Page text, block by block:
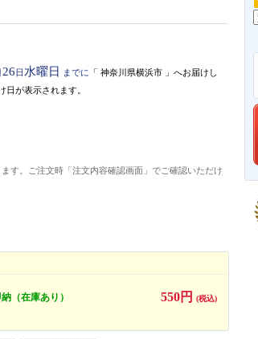
26日 水曜日 までに 「 神奈川県横浜市 」 へお届けし
が表示されます。
す。ご注文時「注文内容確認画面」でご確認いただけ
（在庫あり） 550円 (税込)